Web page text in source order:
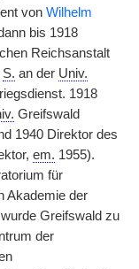
von Wilhelm
bis 1918
Reichsanstalt
S. an der Univ.
1918
Greifswald
1940 Direktor des
em. 1955).
für
Akademie der
Greifswald zu
der